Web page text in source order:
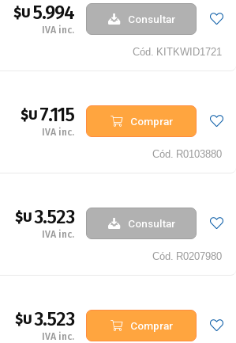
$U5.994
IVA inc.
Consultar
Cód. KITKWID1721
$U7.115
IVA inc.
Comprar
Cód. R0103880
$U3.523
IVA inc.
Consultar
Cód. R0207980
$U3.523
IVA inc.
Comprar